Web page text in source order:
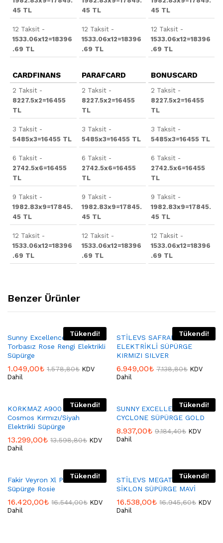
45 TL
12 Taksit -
1533.06x12=18396
.69 TL
45 TL
12 Taksit -
1533.06x12=18396
.69 TL
45 TL
12 Taksit -
1533.06x12=18396
.69 TL
CARDFINANS
2 Taksit -
8227.5x2=16455
TL
3 Taksit -
5485x3=16455 TL
6 Taksit -
2742.5x6=16455
TL
9 Taksit -
1982.83x9=17845.
45 TL
12 Taksit -
1533.06x12=18396
.69 TL
PARAFCARD
2 Taksit -
8227.5x2=16455
TL
3 Taksit -
5485x3=16455 TL
6 Taksit -
2742.5x6=16455
TL
9 Taksit -
1982.83x9=17845.
45 TL
12 Taksit -
1533.06x12=18396
.69 TL
BONUSCARD
2 Taksit -
8227.5x2=16455
TL
3 Taksit -
5485x3=16455 TL
6 Taksit -
2742.5x6=16455
TL
9 Taksit -
1982.83x9=17845.
45 TL
12 Taksit -
1533.06x12=18396
.69 TL
Benzer Ürünler
Tükendi!
Sunny Excellence Sn7sprks05
Torbasız Rose Rengi Elektrikli
Süpürge
1.049,00₺ 1.578,80₺ KDV
Dahil
Tükendi!
STİLEVS SAFRAN
ELEKTRİKLİ SÜPÜRGE
KIRMIZI SILVER
6.949,00₺ 7.138,80₺ KDV
Dahil
Tükendi!
KORKMAZ A900 Korkmaz
Cosmos Kırmızı/Siyah
Elektrikli Süpürge
13.299,00₺ 13.598,80₺ KDV
Dahil
Tükendi!
SUNNY EXCELLENCE
CYCLONE SÜPÜRGE GOLD
8.937,00₺ 9.184,40₺ KDV
Dahil
Tükendi!
Fakir Veyron Xl Premıum
Süpürge Rosie
16.420,00₺ 16.544,00₺ KDV
Dahil
Tükendi!
STİLEVS MEGATRON MULTİ
SİKLON SÜPÜRGE MAVİ
16.538,00₺ 16.945,60₺ KDV
Dahil